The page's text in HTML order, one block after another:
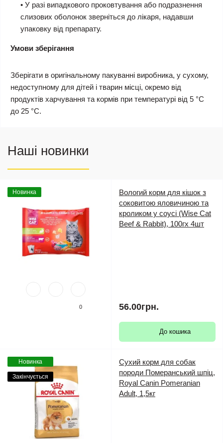
• У разі випадкового проковтування або подразнення
слизових оболонок зверніться до лікаря, надавши
упаковку від препарату.
Умови зберігання
Зберігати в оригінальному пакуванні виробника, у сухому,
недоступному для дітей і тварин місці, окремо від
продуктів харчування та кормів при температурі від 5 °C
до 25 °C.
Наші новинки
Новинка
0
Вологий корм для кішок з
соковитою яловичиною та
кроликом у соусі (Wise Cat
Beef & Rabbit), 100гх 4шт
56.00грн.
До кошика
Новинка
Закінчується
Сухий корм для собак
породи Померанський шпіц,
Royal Canin Pomeranian
Adult, 1,5кг